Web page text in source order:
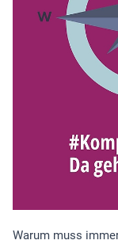
Warum muss